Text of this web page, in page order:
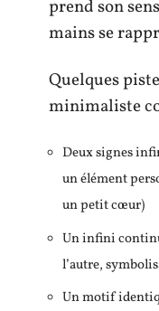
prend son
mains se
Quelques
minimaliste
Deux signes
un élément
un petit cœur)
Un infini
l’autre,
Un motif